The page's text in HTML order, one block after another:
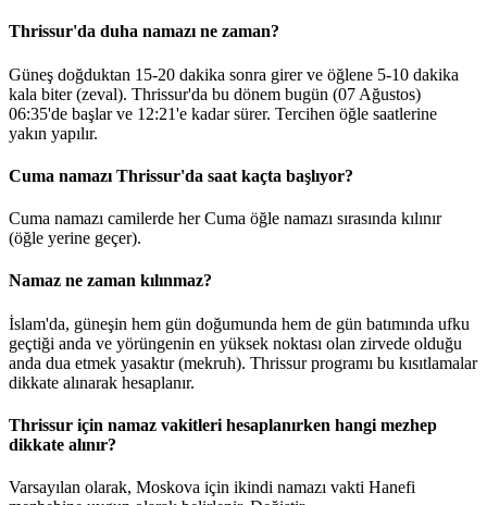
Thrissur'da duha namazı ne zaman?
Güneş doğduktan 15-20 dakika sonra girer ve öğlene 5-10 dakika
kala biter (zeval). Thrissur'da bu dönem bugün (07 Ağustos)
06:35'de başlar ve 12:21'e kadar sürer. Tercihen öğle saatlerine
yakın yapılır.
Cuma namazı Thrissur'da saat kaçta başlıyor?
Cuma namazı camilerde her Cuma öğle namazı sırasında kılınır
(öğle yerine geçer).
Namaz ne zaman kılınmaz?
İslam'da, güneşin hem gün doğumunda hem de gün batımında ufku
geçtiği anda ve yörüngenin en yüksek noktası olan zirvede olduğu
anda dua etmek yasaktır (mekruh). Thrissur programı bu kısıtlamalar
dikkate alınarak hesaplanır.
Thrissur için namaz vakitleri hesaplanırken hangi mezhep
dikkate alınır?
Varsayılan olarak, Moskova için ikindi namazı vakti Hanefi